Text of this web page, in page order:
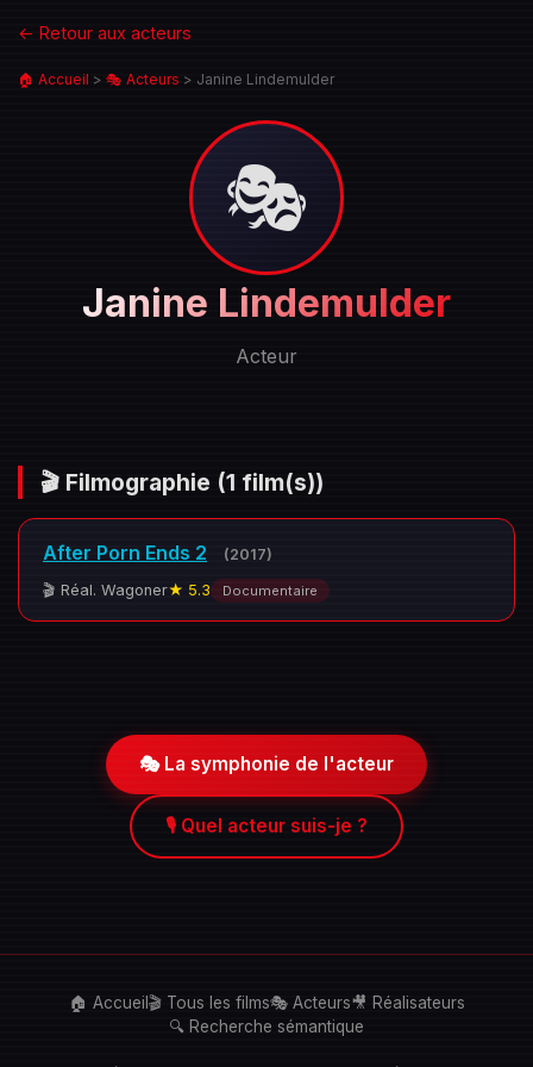
← Retour aux acteurs
🏠 Accueil > 🎭 Acteurs > Janine Lindemulder
🎭
Portrait
de
Janine
Janine Lindemulder
Acteur
🎬 Filmographie (1 film(s))
After Porn Ends 2
(2017)
🎬 Réal. Wagoner★ 5.3 Documentaire
🎭 La symphonie de l'acteur
🎙️ Quel acteur suis-je ?
🏠 Accueil 🎬 Tous les films🎭 Acteurs🎥 Réalisateurs
🔍 Recherche sémantique